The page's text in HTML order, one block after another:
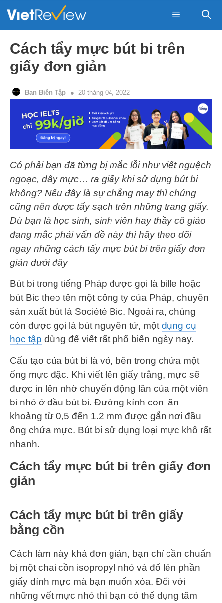
Menu
Cách tẩy mực bút bi trên
giấy đơn giản
Ban Biên Tập 20 tháng 04, 2022
Có phải bạn đã từng bị mắc lỗi như viết nguệch
ngoạc, dây mực… ra giấy khi sử dụng bút bi
không? Nếu đây là sự chẳng may thì chúng
cũng nên được tẩy sạch trên những trang giấy.
Dù bạn là học sinh, sinh viên hay thầy cô giáo
đang mắc phải vấn đề này thì hãy theo dõi
ngay những cách tẩy mực bút bi trên giấy đơn
giản dưới đây
Bút bi trong tiếng Pháp được gọi là bille hoặc
bút Bic theo tên một công ty của Pháp, chuyên
sản xuất bút là Société Bic. Ngoài ra, chúng
còn được gọi là bút nguyên tử, một dụng cụ
học tập dùng để viết rất phổ biến ngày nay.
Cấu tạo của bút bi là vỏ, bên trong chứa một
ống mực đặc. Khi viết lên giấy trắng, mực sẽ
được in lên nhờ chuyển động lăn của một viên
bi nhỏ ở đầu bút bi. Đường kính con lăn
khoảng từ 0,5 đến 1.2 mm được gắn nơi đầu
ống chứa mực. Bút bi sử dụng loại mực khô rất
nhanh.
Cách tẩy mực bút bi trên giấy đơn
giản
Cách tẩy mực bút bi trên giấy
bằng cồn
Cách làm này khá đơn giản, bạn chỉ cần chuẩn
bị một chai cồn isopropyl nhỏ và đổ lên phần
giấy dính mực mà bạn muốn xóa. Đối với
những vết mực nhỏ thì bạn có thể dụng tăm